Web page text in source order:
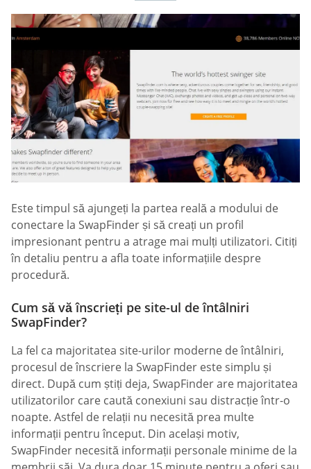
Este timpul să ajungeți la partea reală a modului de
conectare la SwapFinder și să creați un profil
impresionant pentru a atrage mai mulți utilizatori. Citiți
în detaliu pentru a afla toate informațiile despre
procedură.
Cum să vă înscrieți pe site-ul de întâlniri
SwapFinder?
La fel ca majoritatea site-urilor moderne de întâlniri,
procesul de înscriere la SwapFinder este simplu și
direct. După cum știți deja, SwapFinder are majoritatea
utilizatorilor care caută conexiuni sau distracție într-o
noapte. Astfel de relații nu necesită prea multe
informații pentru început. Din același motiv,
SwapFinder necesită informații personale minime de la